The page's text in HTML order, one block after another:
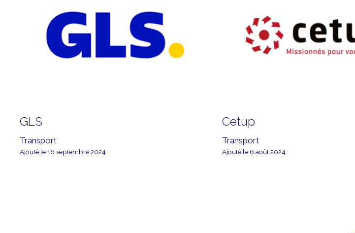
GLS
Transport
Ajouté le 16 septembre 2024
Cetup
Transport
Ajouté le 6 août 2024